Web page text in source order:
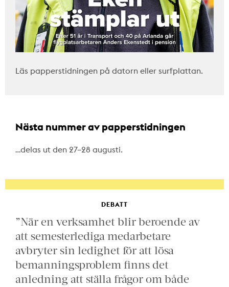
Läs papperstidningen på datorn eller surfplattan.
Nästa nummer av papperstidningen
…delas ut den 27–28 augusti.
DEBATT
”När en verksamhet blir beroende av
att semesterlediga medarbetare
avbryter sin ledighet för att lösa
bemanningsproblem finns det
anledning att ställa frågor om både